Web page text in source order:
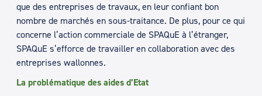
que des entreprises de travaux, en leur confiant bon
nombre de marchés en sous-traitance. De plus, pour ce qui
concerne l’action commerciale de SPAQuE à l’étranger,
SPAQuE s’efforce de travailler en collaboration avec des
entreprises wallonnes.
La problématique des aides d’Etat